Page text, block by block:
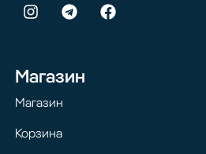
Магазин
Магазин
Корзина